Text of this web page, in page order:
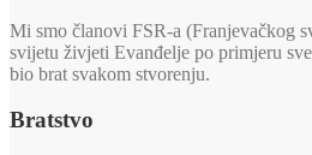
Mi smo članovi FSR-a (Franjevačkog
svijetu živjeti Evanđelje po primjeru
bio brat svakom stvorenju.
Bratstvo